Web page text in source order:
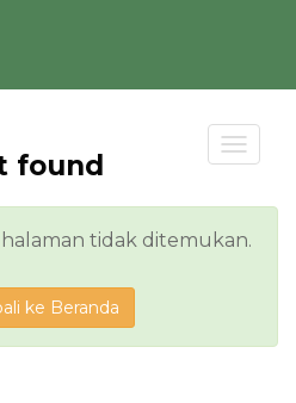
found
halaman tidak ditemukan.
ke Beranda